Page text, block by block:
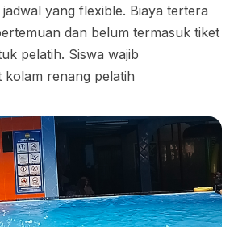
yang flexible. Biaya tertera
dan belum termasuk tiket
pelatih. Siswa wajib
kolam renang pelatih